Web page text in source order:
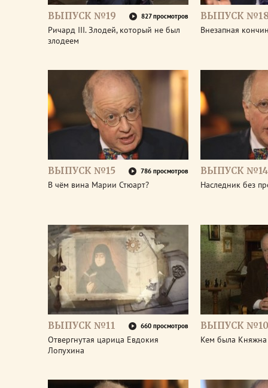
ВЫПУСК №19 827 просмотров
Ричард III. Злодей, который не был
злодеем
ВЫПУСК
Внезапная
ВЫПУСК №15 786 просмотров
В чём вина Марии Стюарт?
ВЫПУСК №14
Наследник без
ВЫПУСК №11 660 просмотров
Отвергнутая царица Евдокия
Лопухина
ВЫПУСК №10
Кем была Княжна